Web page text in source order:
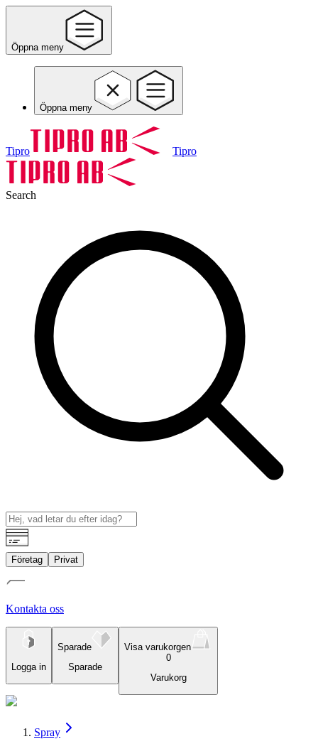
Öppna meny
Öppna meny
Tipro Tipro
Search
Företag Privat
Kontakta oss
Logga in
Sparade
Sparade
Visa varukorgen
0
Varukorg
Spray